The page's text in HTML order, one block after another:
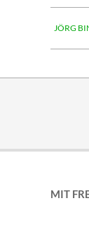
03-
12
JÖRG
MIT